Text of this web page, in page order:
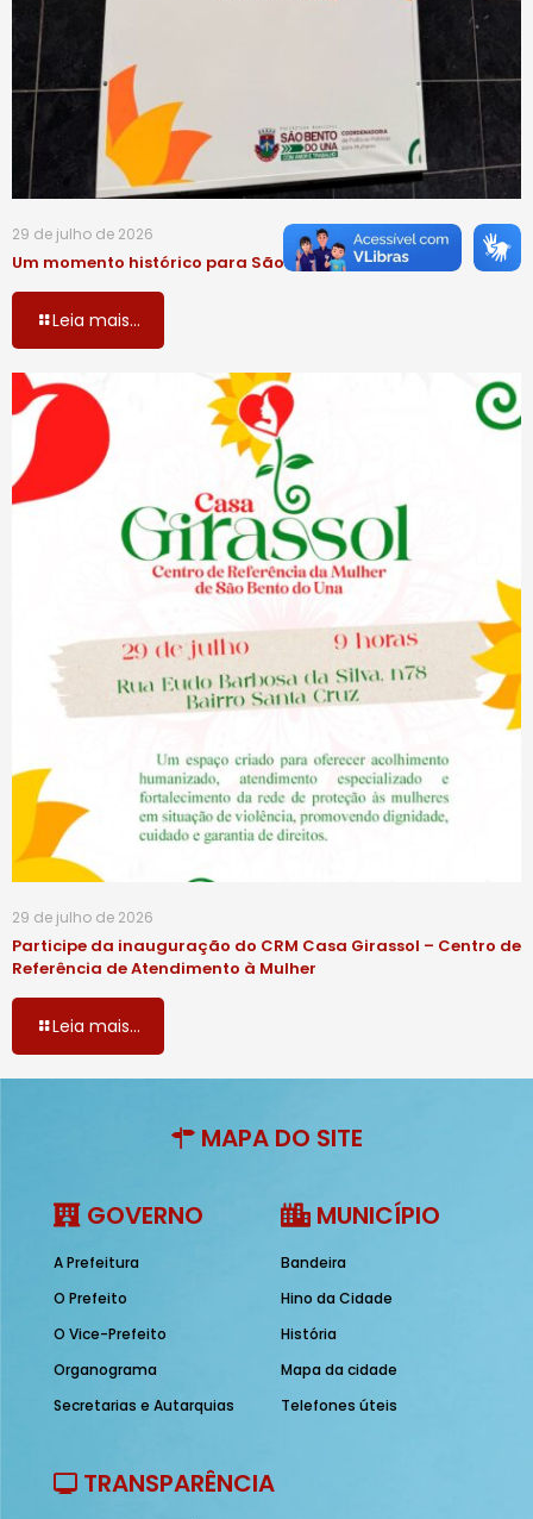
29 de julho de 2026
Um momento histórico para São Bento do Una!
Leia mais...
29 de julho de 2026
Participe da inauguração do CRM Casa Girassol – Centro de
Referência de Atendimento à Mulher
Leia mais...
MAPA DO SITE
GOVERNO
A Prefeitura
O Prefeito
O Vice-Prefeito
Organograma
Secretarias e Autarquias
MUNICÍPIO
Bandeira
Hino da Cidade
História
Mapa da cidade
Telefones úteis
TRANSPARÊNCIA